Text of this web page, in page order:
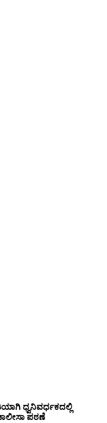
ಧ್ವನಿವರ್ಧಕದಲ್ಲಿ
ಪಠಣೆ